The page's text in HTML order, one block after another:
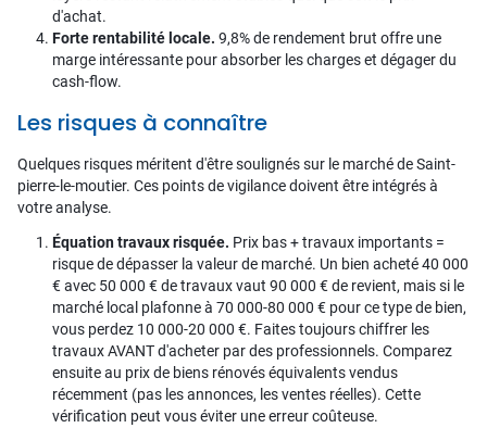
d'achat.
Forte rentabilité locale. 9,8% de rendement brut offre une
marge intéressante pour absorber les charges et dégager du
cash-flow.
Les risques à connaître
Quelques risques méritent d'être soulignés sur le marché de Saint-
pierre-le-moutier. Ces points de vigilance doivent être intégrés à
votre analyse.
Équation travaux risquée. Prix bas + travaux importants =
risque de dépasser la valeur de marché. Un bien acheté 40 000
€ avec 50 000 € de travaux vaut 90 000 € de revient, mais si le
marché local plafonne à 70 000-80 000 € pour ce type de bien,
vous perdez 10 000-20 000 €. Faites toujours chiffrer les
travaux AVANT d'acheter par des professionnels. Comparez
ensuite au prix de biens rénovés équivalents vendus
récemment (pas les annonces, les ventes réelles). Cette
vérification peut vous éviter une erreur coûteuse.